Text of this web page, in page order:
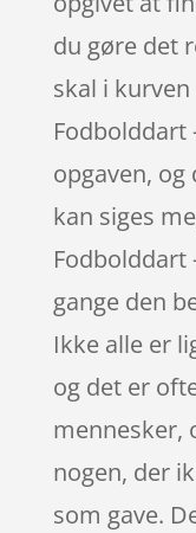
du gøre det
skal i
Fodbolddart
opgaven,
kan siges
Fodbolddart
gange den
Ikke alle er
og det er
mennesker,
nogen, der
som gave.